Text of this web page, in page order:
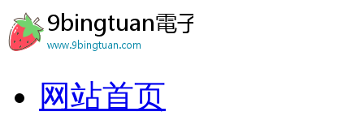
网站首页